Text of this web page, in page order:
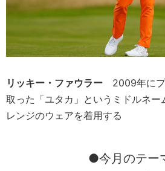
リッキー・ファウラー 2009年に
取った「ユタカ」というミドルネー
レンジのウェアを着用する
●今月のテー